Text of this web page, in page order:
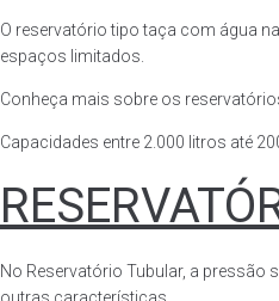
O reservatório tipo taça com água
espaços limitados.
Conheça mais sobre os
Capacidades entre 2.000 litros até
No Reservatório Tubular, a pressão